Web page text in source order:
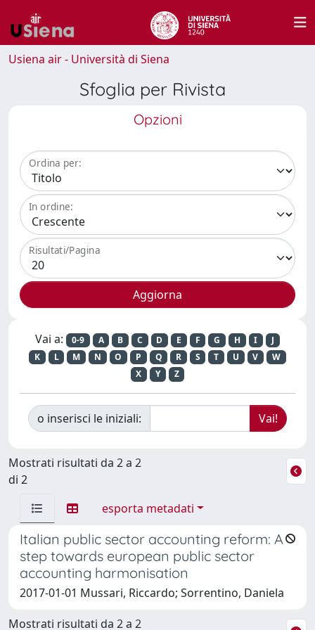
Usiena air - Università di Siena
Sfoglia per Rivista
Opzioni
Ordina per:
In ordine:
Risultati/Pagina
Vai a: 0-9 A B C D E F G H I
J
K
L M N O P Q R S T U V
W
X
Y Z
o inserisci le iniziali:
Mostrati risultati da 2 a 2
di 2
esporta metadati
Italian public sector accounting reform: A
step towards european public sector
accounting harmonisation
2017-01-01 Mussari, Riccardo; Sorrentino, Daniela
Mostrati risultati da 2 a 2